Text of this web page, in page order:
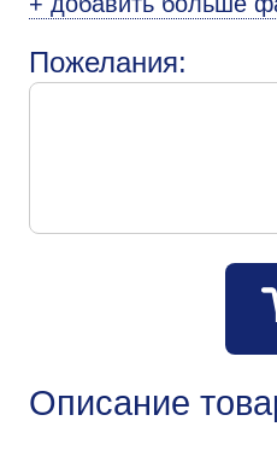
Пожелания:
Описание